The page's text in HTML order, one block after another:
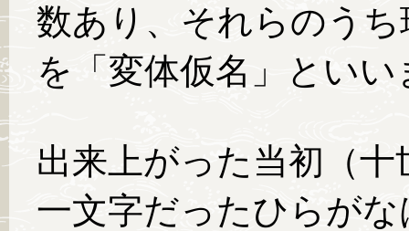
数あり、それらのう
を「変体仮名」といい
出来上がった当初（
一文字だったひらが